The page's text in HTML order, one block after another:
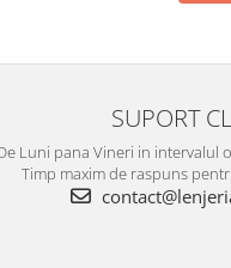
SUPORT
Luni pana Vineri in intervalul
Timp maxim de raspuns